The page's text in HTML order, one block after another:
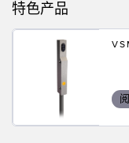
线缆
转换器
软件
传感器GUI软件
特色产品